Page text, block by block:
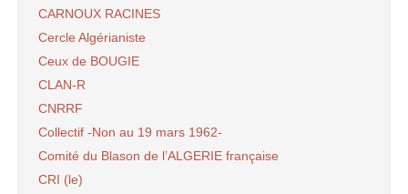
CARNOUX RACINES
Cercle Algérianiste
Ceux de BOUGIE
CLAN-R
CNRRF
Collectif -Non au 19 mars 1962-
Comité du Blason de l’ALGERIE française
CRI (le)